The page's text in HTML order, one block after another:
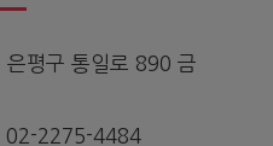
평구 통일로 890 금
02-2275-4484